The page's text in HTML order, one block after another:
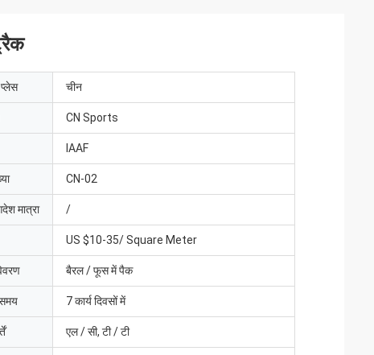
प्लेस चीन
CN Sports
IAAF
CN-02
मात्रा /
US $10-35/ Square Meter
बैरल / फूस में पैक
7 कार्य दिवसों में
एल / सी, टी / टी